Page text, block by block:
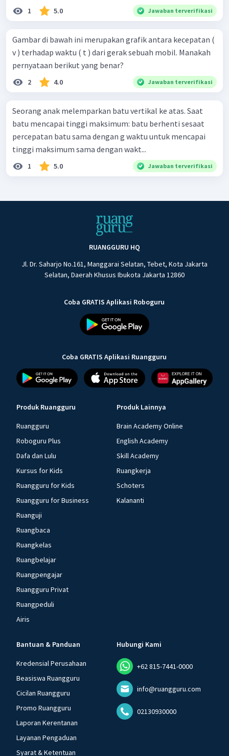
1 5.0 Jawaban terverifikasi
Gambar di bawah ini merupakan grafik antara kecepatan (
v ) terhadap waktu ( t ) dari gerak sebuah mobil. Manakah
pernyataan berikut yang benar?
2 4.0 Jawaban terverifikasi
Seorang anak melemparkan batu vertikal ke atas. Saat
batu mencapai tinggi maksimum: batu berhenti sesaat
percepatan batu sama dengan g waktu untuk mencapai
tinggi maksimum sama dengan wakt...
1 5.0 Jawaban terverifikasi
RUANGGURU HQ
Jl. Dr. Saharjo No.161, Manggarai Selatan, Tebet, Kota Jakarta
Selatan, Daerah Khusus Ibukota Jakarta 12860
Coba GRATIS Aplikasi Roboguru
Coba GRATIS Aplikasi Ruangguru
Produk Ruangguru
Ruangguru
Roboguru Plus
Dafa dan Lulu
Kursus for Kids
Ruangguru for Kids
Ruangguru for Business
Ruanguji
Ruangbaca
Ruangkelas
Ruangbelajar
Ruangpengajar
Ruangguru Privat
Ruangpeduli
Airis
Produk Lainnya
Brain Academy Online
English Academy
Skill Academy
Ruangkerja
Schoters
Kalananti
Bantuan & Panduan
Kredensial Perusahaan
Beasiswa Ruangguru
Cicilan Ruangguru
Promo Ruangguru
Laporan Kerentanan
Layanan Pengaduan
Syarat & Ketentuan
Hubungi Kami
+62 815-7441-0000
info@ruangguru.com
02130930000